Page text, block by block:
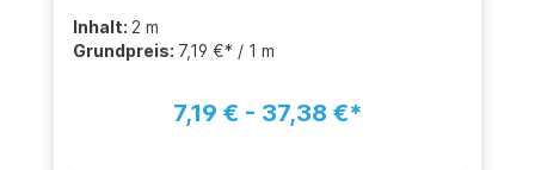
Inhalt: 2 m
Grundpreis: 7,19 €* / 1 m
7,19 € - 37,38 €*